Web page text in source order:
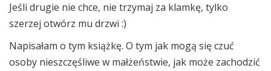
Jeśli drugie nie chce, nie trzymaj za klamkę, tylko
szerzej otwórz mu drzwi :)
Napisałam o tym książkę. O tym jak mogą się czuć
osoby nieszczęśliwe w małżeństwie, jak może zachodzić